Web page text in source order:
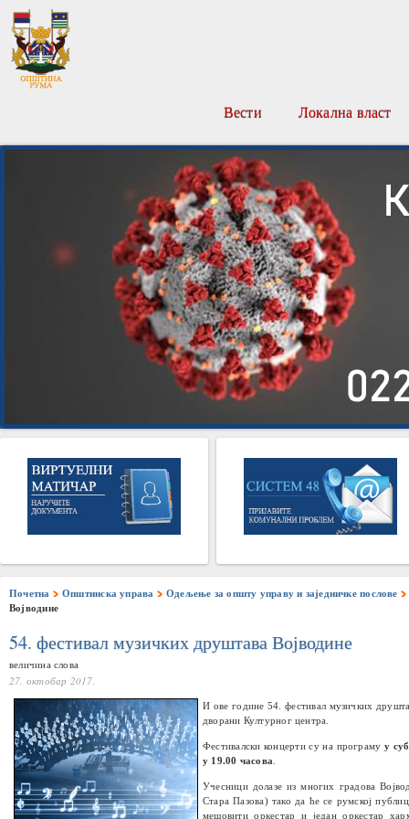
Вести Локална власт
Почетна Општинска управа
Одељење за општу управу и заједничке послове
Војводине
54. фестивал музичких друштава Војводине
величина слова
27. октобар 2017.
И ове године 54. фестивал музичких
дворани Културног центра.
Фестивалски концерти су на програму у
у 19.00 часова
Учесници долазе из многих градова
Стара Пазова) тако да ће се румској
мешовити оркестар и један оркестар